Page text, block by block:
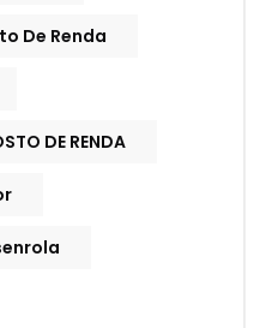
De Renda
DE RENDA